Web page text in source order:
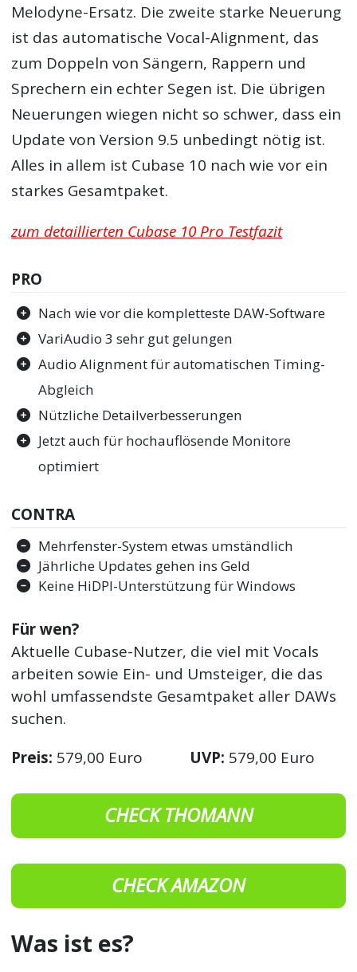
Melodyne-Ersatz. Die zweite starke Neuerung
ist das automatische Vocal-Alignment, das
zum Doppeln von Sängern, Rappern und
Sprechern ein echter Segen ist. Die übrigen
Neuerungen wiegen nicht so schwer, dass ein
Update von Version 9.5 unbedingt nötig ist.
Alles in allem ist Cubase 10 nach wie vor ein
starkes Gesamtpaket.
zum detaillierten Cubase 10 Pro Testfazit
PRO
Nach wie vor die kompletteste DAW-Software
VariAudio 3 sehr gut gelungen
Audio Alignment für automatischen Timing-
Abgleich
Nützliche Detailverbesserungen
Jetzt auch für hochauflösende Monitore
optimiert
CONTRA
Mehrfenster-System etwas umständlich
Jährliche Updates gehen ins Geld
Keine HiDPI-Unterstützung für Windows
Für wen?
Aktuelle Cubase-Nutzer, die viel mit Vocals
arbeiten sowie Ein- und Umsteiger, die das
wohl umfassendste Gesamtpaket aller DAWs
suchen.
Preis: 579,00 Euro UVP: 579,00 Euro
CHECK THOMANN
CHECK AMAZON
Was ist es?